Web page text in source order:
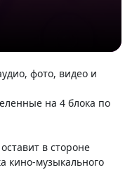
фото, видео и
на 4 блока по
в стороне
кино-музыкального